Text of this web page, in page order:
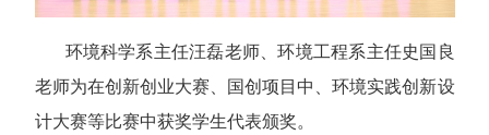
环境科学系主任汪磊老师、环境工程系主任史国良
老师为在创新创业大赛、国创项目中、环境实践创新设
计大赛等比赛中获奖学生代表颁奖。